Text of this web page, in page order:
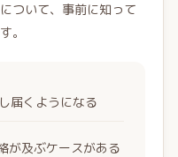
ついて、事前に知って
。
届くようになる
が及ぶケースがある